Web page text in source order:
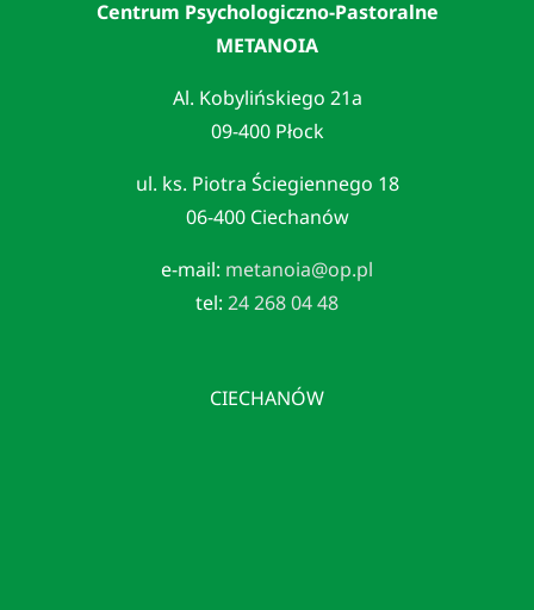
Centrum Psychologiczno-Pastoralne
METANOIA
Al. Kobylińskiego 21a
09-400 Płock
ul. ks. Piotra Ściegiennego 18
06-400 Ciechanów
e-mail: metanoia@op.pl
tel: 24 268 04 48
CIECHANÓW